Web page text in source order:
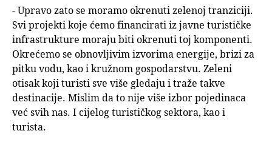
- Upravo zato se moramo okrenuti zelenoj tranziciji.
Svi projekti koje ćemo financirati iz javne turističke
infrastrukture moraju biti okrenuti toj komponenti.
Okrećemo se obnovljivim izvorima energije, brizi za
pitku vodu, kao i kružnom gospodarstvu. Zeleni
otisak koji turisti sve više gledaju i traže takve
destinacije. Mislim da to nije više izbor pojedinaca
već svih nas. I cijelog turističkog sektora, kao i
turista.